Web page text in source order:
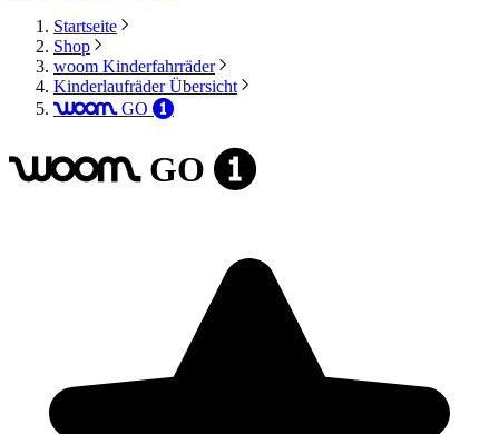
Startseite
Shop
woom Kinderfahrräder
Kinderlaufräder Übersicht
woom GO 1
woom GO 1